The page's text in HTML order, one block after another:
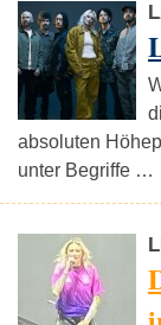
absoluten
unter Begriffe …